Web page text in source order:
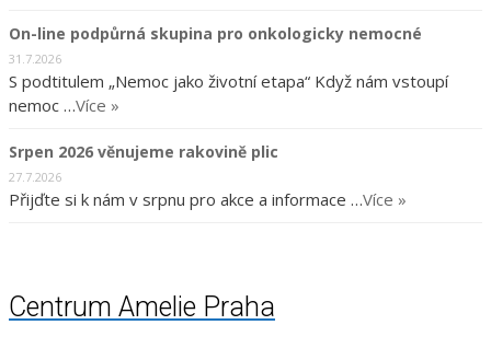
On-line podpůrná skupina pro onkologicky nemocné
31.7.2026
S podtitulem „Nemoc jako životní etapa“ Když nám vstoupí
nemoc …Více »
Srpen 2026 věnujeme rakovině plic
27.7.2026
Přijďte si k nám v srpnu pro akce a informace …Více »
Centrum Amelie Praha